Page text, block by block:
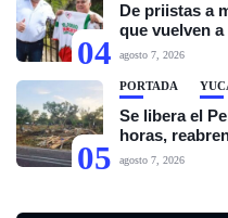
04
De priistas a
que vuelven
agosto 7, 2026
05
PORTADA
Se libera el
horas,
agosto 7, 2026